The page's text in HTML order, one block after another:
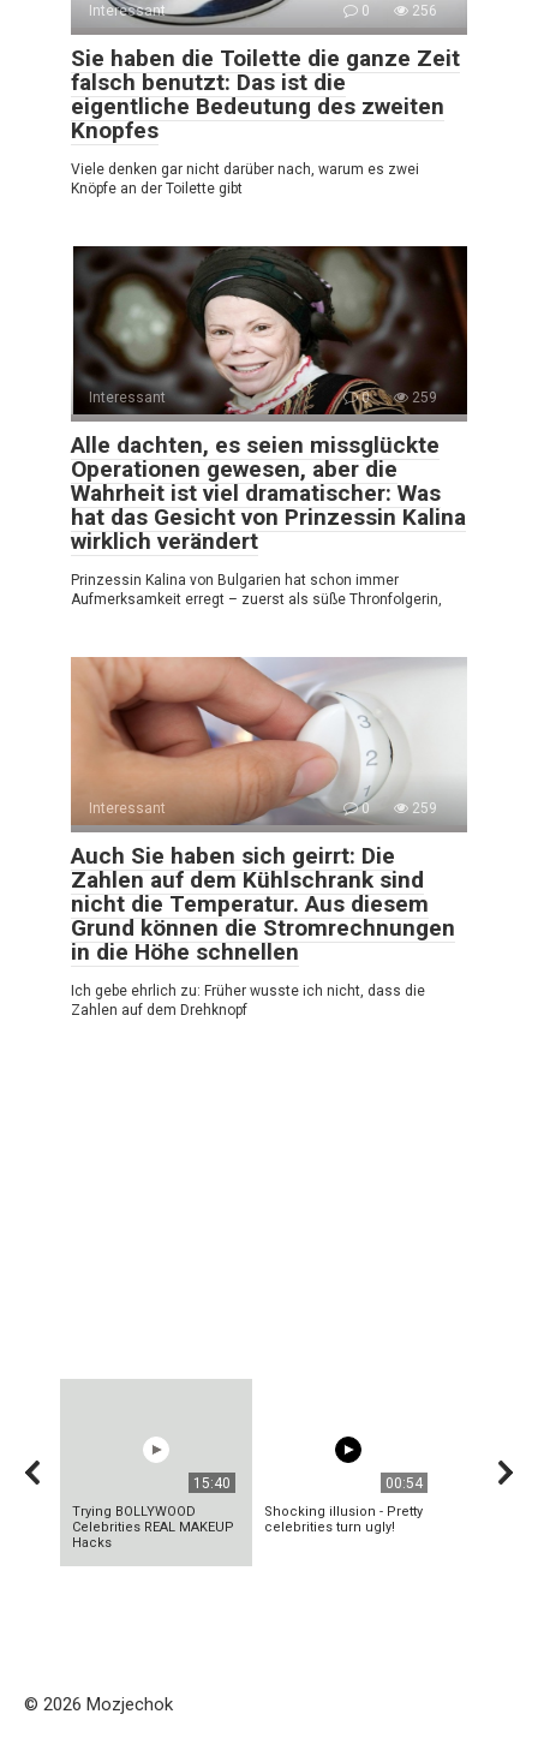
Interessant 0 256
Sie haben die Toilette die ganze Zeit
falsch benutzt: Das ist die
eigentliche Bedeutung des zweiten
Knopfes
Viele denken gar nicht darüber nach, warum es zwei
Knöpfe an der Toilette gibt
Interessant 0 259
Alle dachten, es seien missglückte
Operationen gewesen, aber die
Wahrheit ist viel dramatischer: Was
hat das Gesicht von Prinzessin Kalina
wirklich verändert
Prinzessin Kalina von Bulgarien hat schon immer
Aufmerksamkeit erregt – zuerst als süße Thronfolgerin,
Interessant 0 259
Auch Sie haben sich geirrt: Die
Zahlen auf dem Kühlschrank sind
nicht die Temperatur. Aus diesem
Grund können die Stromrechnungen
in die Höhe schnellen
Ich gebe ehrlich zu: Früher wusste ich nicht, dass die
Zahlen auf dem Drehknopf
15:40
Trying BOLLYWOOD
Celebrities REAL MAKEUP
Hacks
00:54
Shocking illusion - Pretty
celebrities turn ugly!
© 2026 Mozjechok